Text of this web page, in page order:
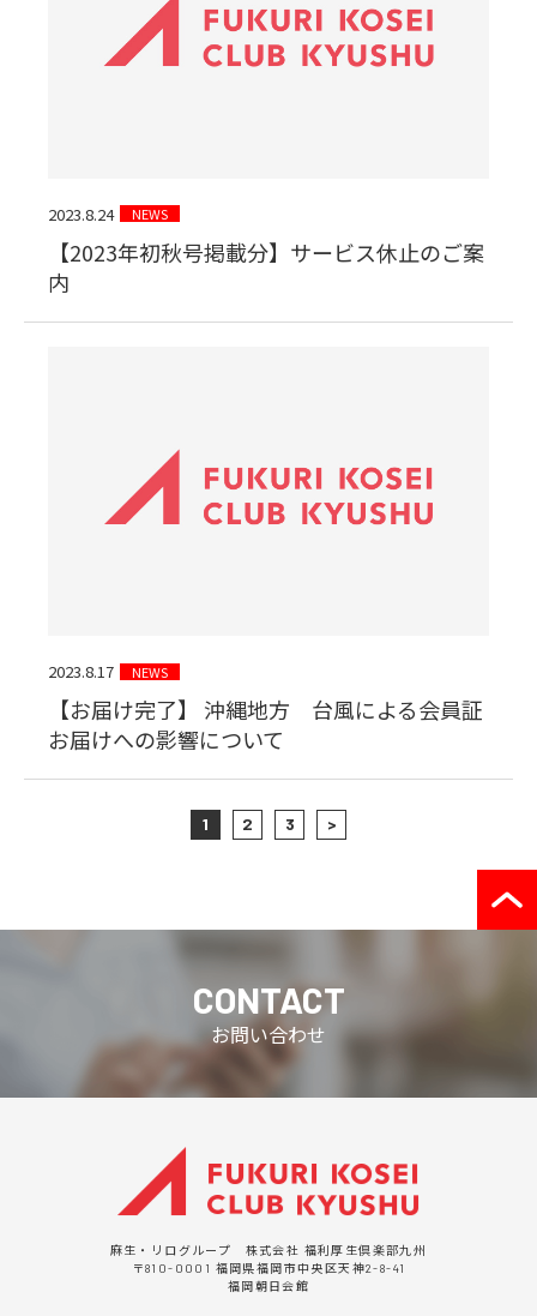
2023.8.24 NEWS
【2023年初秋号掲載分】サービス休止のご案
内
2023.8.17 NEWS
【お届け完了】 沖縄地方 台風による会員証
お届けへの影響について
1 2 3 >
CONTACT
お問い合わせ
麻生・リログループ 株式会社 福利厚生倶楽部九州
〒810-0001 福岡県福岡市中央区天神2-8-41
福岡朝日会館